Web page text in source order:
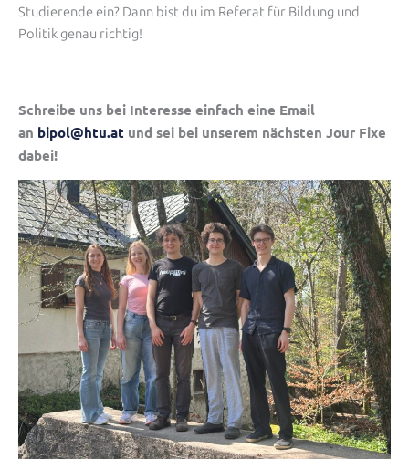
Studierende ein? Dann bist du im Referat für Bildung und
Politik genau richtig!
Schreibe uns bei Interesse einfach eine Email
an bipol@htu.at und sei bei unserem nächsten Jour Fixe
dabei!